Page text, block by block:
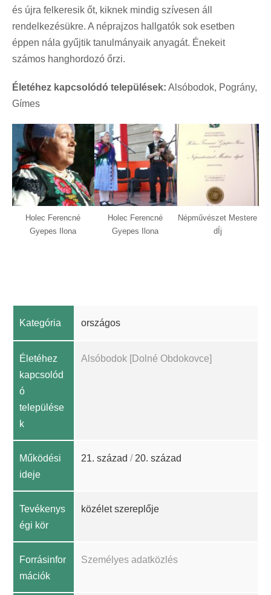
és újra felkeresik őt, kiknek mindig szívesen áll
rendelkezésükre. A néprajzos hallgatók sok esetben
éppen nála gyűjtik tanulmányaik anyagát. Énekeit
számos hanghordozó őrzi.
Életéhez kapcsolódó települések: Alsóbodok, Pográny,
Gímes
Holec Ferencné
Gyepes Ilona
Holec Ferencné
Gyepes Ilona
Népművészet Mestere
dÍj
Kategória országos
Életéhez
kapcsolód
ó
települése
k
Alsóbodok [Dolné Obdokovce]
Működési
ideje
21. század / 20. század
Tevékenys
égi kör
közélet szereplője
Forrásinfor
mációk
Személyes adatközlés